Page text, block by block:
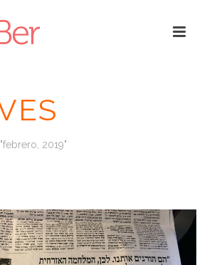
2019"